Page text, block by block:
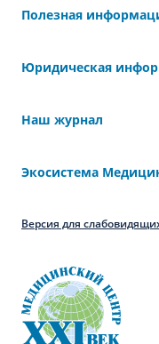
Полезная
Юридическая
Наш журнал
Экосистема
Версия для